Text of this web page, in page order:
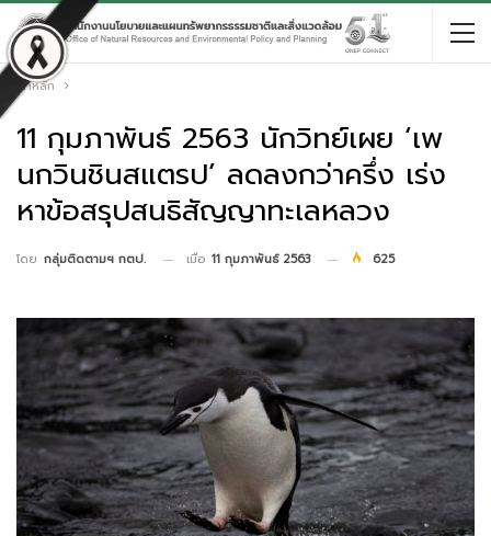
หน้าหลัก
11 กุมภาพันธ์ 2563 นักวิทย์เผย ‘เพ
นกวินชินสแตรป’ ลดลงกว่าครึ่ง เร่ง
หาข้อสรุปสนธิสัญญาทะเลหลวง
โดย กลุ่มติดตามฯ กตป. เมื่อ 11 กุมภาพันธ์ 2563 625